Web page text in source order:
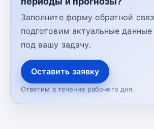
Заполните форму обратной
подготовим актуальные
под вашу задачу.
Оставить заявку
Ответим в течение рабочего дня.